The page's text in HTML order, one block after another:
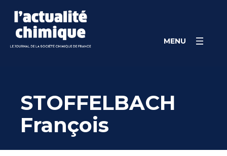
content
MENU
STOFFELBACH
François